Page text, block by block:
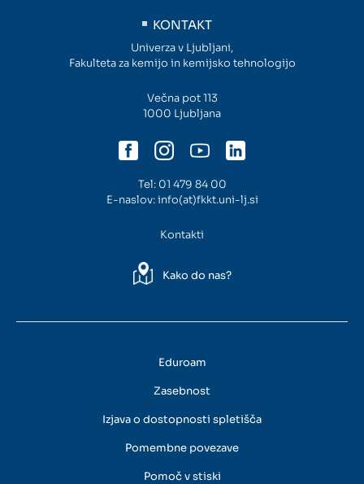
Javna naročila
Alumni UL FKKT
SL
KONTAKT
Univerza v Ljubljani,
Fakulteta za kemijo in kemijsko tehnologijo
Večna pot 113
1000 Ljubljana
Tel: 01 479 84 00
E-naslov:info(at)fkkt.uni-lj.si
Kontakti
Kako do nas?
Eduroam
Zasebnost
Izjava o dostopnosti spletišča
Pomembne povezave
Pomoč v stiski